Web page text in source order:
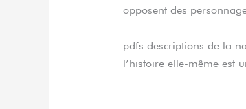
opposent des
pdfs descriptions de la
l’histoire elle-même est